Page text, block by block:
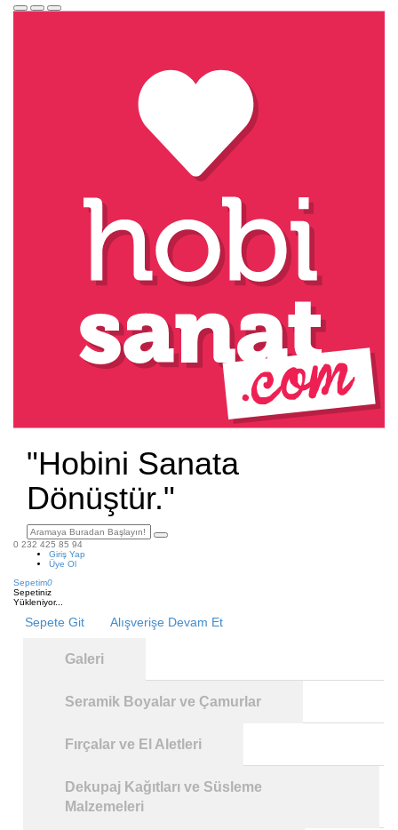
"Hobini Sanata
Dönüştür."
0 232 425 85 94
Giriş Yap
Üye Ol
Sepetim0
Sepetiniz
Yükleniyor...
Sepete Git Alışverişe Devam Et
Galeri
Seramik Boyalar ve Çamurlar
Fırçalar ve El Aletleri
Dekupaj Kağıtları ve Süsleme
Malzemeleri